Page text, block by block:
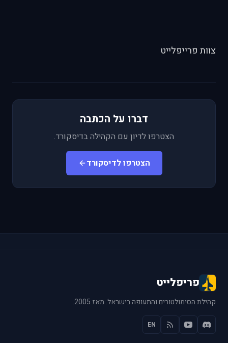
צוות פרייפלייט
דברו על הכתבה
הצטרפו לדיון עם הקהילה בדיסקורד.
הצטרפו לדיסקורד
פריפלייט
קהילת הסימולטורים והתעופה בישראל. מאז 2005.
EN